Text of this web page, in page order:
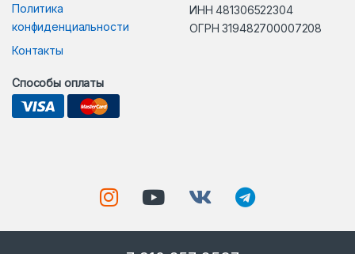
Политика
конфиденциальности
Контакты
ИНН 481306522304
ОГРН 319482700007208
Способы оплаты